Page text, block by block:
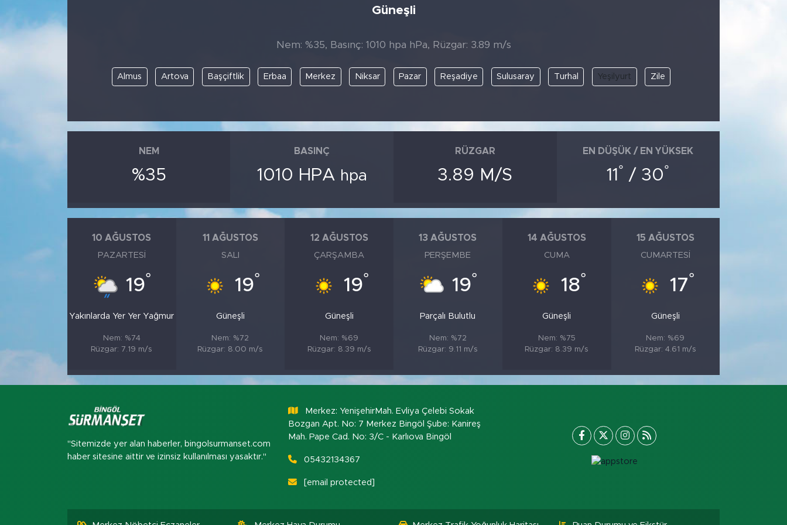
Güneşli
Nem: %35, Basınç: 1010 hpa hPa, Rüzgar: 3.89 m/s
Almus Artova Başçiftlik Erbaa Merkez Niksar Pazar Reşadiye Sulusaray Turhal Yeşilyurt Zile
NEM
%35
BASINÇ
1010 HPA hpa
RÜZGAR
3.89 M/S
EN DÜŞÜK / EN YÜKSEK
11 ° / 30°
10 AĞUSTOS
PAZARTESI
19°
Yakınlarda Yer Yer Yağmur
Nem: %74
Rüzgar: 7.19 m/s
11 AĞUSTOS
SALI
19°
Güneşli
Nem: %72
Rüzgar: 8.00 m/s
12 AĞUSTOS
ÇARŞAMBA
19°
Güneşli
Nem: %69
Rüzgar: 8.39 m/s
13 AĞUSTOS
PERŞEMBE
19°
Parçalı Bulutlu
Nem: %72
Rüzgar: 9.11 m/s
14 AĞUSTOS
CUMA
18°
Güneşli
Nem: %75
Rüzgar: 8.39 m/s
15 AĞUSTOS
CUMARTESI
17°
Güneşli
Nem: %69
Rüzgar: 4.61 m/s
"Sitemizde yer alan haberler, bingolsurmanset.com
haber sitesine aittir ve izinsiz kullanılması yasaktır."
Merkez: YenişehirMah. Evliya Çelebi Sokak
Bozgan Apt. No: 7 Merkez Bingöl Şube: Kanireş
Mah. Pape Cad. No: 3/C - Karlıova Bingöl
05432134367
[email protected]
Spor
Bingöl Kaza Haberleri